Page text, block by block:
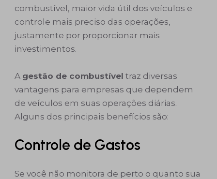
combustível, maior vida útil dos veículos e
controle mais preciso das operações,
justamente por proporcionar mais
investimentos.
A gestão de combustível traz diversas
vantagens para empresas que dependem
de veículos em suas operações diárias.
Alguns dos principais benefícios são:
Controle de Gastos
Se você não monitora de perto o quanto sua